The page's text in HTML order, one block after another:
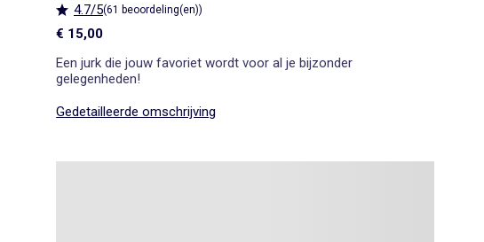
4.7/5(61 beoordeling(en))
€ 15,00
Een jurk die jouw favoriet wordt voor al je bijzonder
gelegenheden!
Gedetailleerde omschrijving